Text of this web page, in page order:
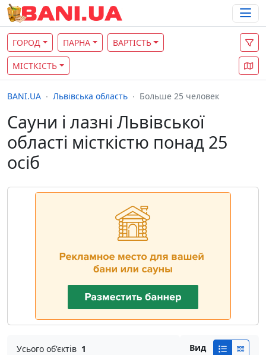
ГОРОД ПАРНА ВАРТІСТЬ
МІСТКІСТЬ
BANI.UA Львівська область Больше 25 человек
Сауни і лазні Львівської
області місткістю понад 25
осіб
Усього об'єктів 1 Вид